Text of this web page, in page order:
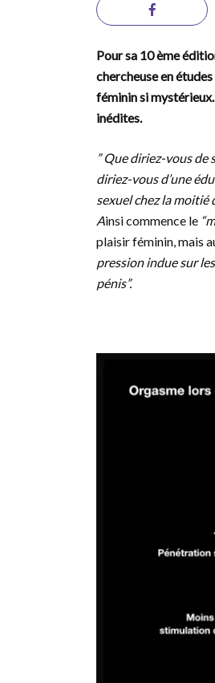
Pour sa 10 ème
chercheuse en
féminin si
inédites.
” Que diriez-vous de
diriez-vous d’une
sexuel chez la moitié
Ainsi commence le
plaisir féminin, mais
pression indue sur
pénis”.